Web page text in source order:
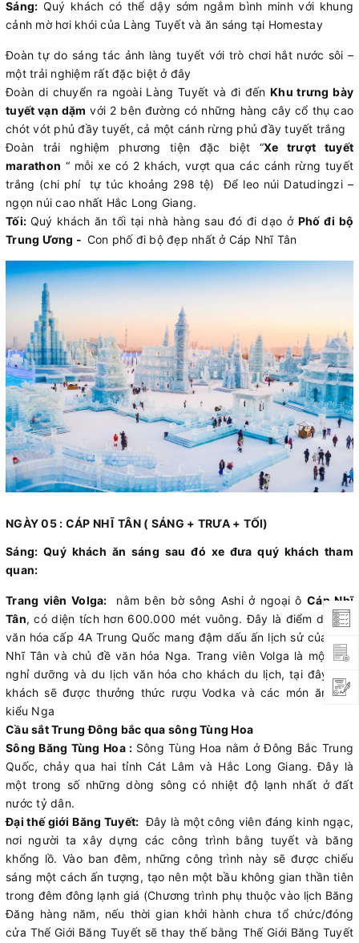
Sáng: Quý khách có thể dậy sớm ngắm bình minh với khung
cảnh mờ hơi khói của Làng Tuyết và ăn sáng tại Homestay
Đoàn tự do sáng tác ảnh làng tuyết với trò chơi hắt nước sôi –
một trải nghiệm rất đặc biệt ở đây
Đoàn di chuyển ra ngoài Làng Tuyết và đi đếnKhu trưng bày
tuyết vạn dặm với 2 bên đường có những hàng cây cổ thụ cao
chót vót phủ đầy tuyết, cả một cánh rừng phủ đầy tuyết trắng
Đoàn trải nghiệm phương tiện đặc biệt “Xe trượt tuyết
marathon “ mỗi xe có 2 khách, vượt qua các cánh rừng tuyết
trắng (chi phí tự túc khoảng 298 tệ) Để leo núi Datudingzi –
ngọn núi cao nhất Hắc Long Giang.
Tối: Quý khách ăn tối tại nhà hàng sau đó đi dạo ở Phố đi bộ
Trung Ương - Con phố đi bộ đẹp nhất ở Cáp Nhĩ Tân
NGÀY 05 : CÁP NHĨ TÂN ( SÁNG + TRƯA + TỐI)
Sáng: Quý khách ăn sáng sau đó xe đưa quý khách tham
quan:
Trang viên Volga: nằm bên bờ sông Ashi ở ngoại ôCáp Nhĩ
Tân, có diện tích hơn 600.000 mét vuông. Đây là điểm du lịch
văn hóa cấp 4A Trung Quốc mang đậm dấu ấn lịch sử của Cáp
Nhĩ Tân và chủ đề văn hóa Nga. Trang viên Volga là một khu
nghỉ dưỡng và du lịch văn hóa cho khách du lịch, tại đây quý
khách sẽ được thưởng thức rượu Vodka và các món ăn nhẹ
kiểu Nga
Cầu sắt Trung Đông bắc qua sông Tùng Hoa
Sông Băng Tùng Hoa : Sông Tùng Hoa nằm ở Đông Bắc Trung
Quốc, chảy qua hai tỉnh Cát Lâm và Hắc Long Giang. Đây là
một trong số những dòng sông có nhiệt độ lạnh nhất ở đất
nước tỷ dân.
Đại thế giới Băng Tuyết: Đây là một công viên đáng kinh ngạc,
nơi người ta xây dựng các công trình bằng tuyết và băng
khổng lồ. Vào ban đêm, những công trình này sẽ được chiếu
sáng một cách ấn tượng, tạo nên một bầu không gian thần tiên
trong đêm đông lạnh giá (Chương trình phụ thuộc vào lịch Băng
Đăng hàng năm, nếu thời gian khởi hành chưa tổ chức/đóng
cửa Thế Giới Băng Tuyết sẽ thay thế bằng Thế Giới Băng Tuyết